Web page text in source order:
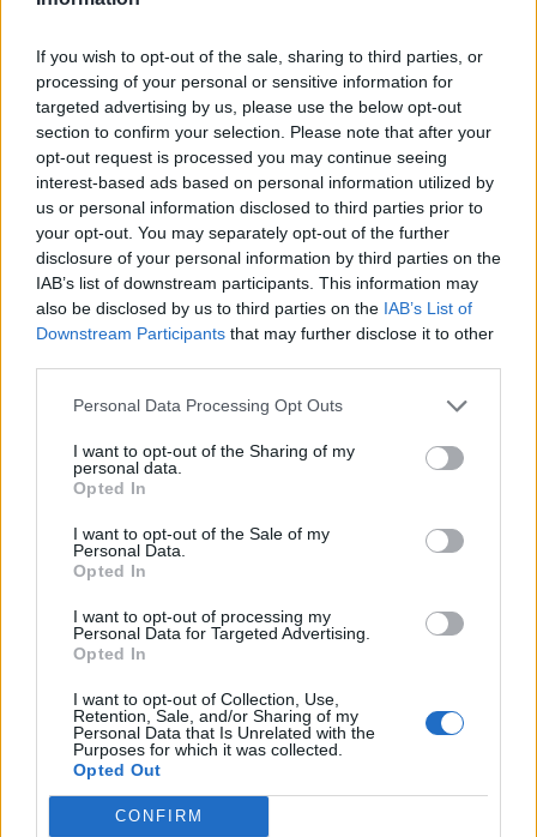
If you wish to opt-out of the sale, sharing to third parties, or
processing of your personal or sensitive information for
targeted advertising by us, please use the below opt-out
section to confirm your selection. Please note that after your
opt-out request is processed you may continue seeing
interest-based ads based on personal information utilized by
us or personal information disclosed to third parties prior to
your opt-out. You may separately opt-out of the further
disclosure of your personal information by third parties on the
IAB’s list of downstream participants. This information may
also be disclosed by us to third parties on the IAB’s List of
Downstream Participants that may further disclose it to other
Personal Data Processing Opt Outs
I want to opt-out of the Sharing of my
personal data.
Opted In
I want to opt-out of the Sale of my
Personal Data.
Opted In
I want to opt-out of processing my
Personal Data for Targeted Advertising.
Opted In
I want to opt-out of Collection, Use,
Retention, Sale, and/or Sharing of my
Personal Data that Is Unrelated with the
Purposes for which it was collected.
Opted Out
CONFIRM